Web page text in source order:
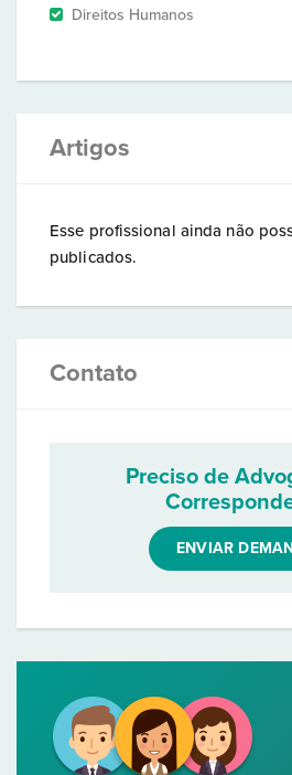
Direitos Humanos
Artigos
Esse profissional ainda não
publicados.
Contato
Preciso de
ENVIAR